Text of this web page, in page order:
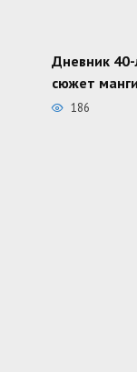
Дневник
сюжет манги
186